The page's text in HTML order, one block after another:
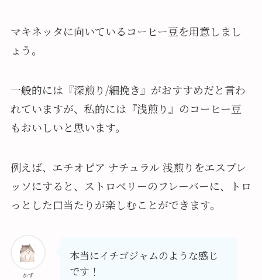
マキネッタに向いているコーヒー豆を用意しまし
ょう。
一般的には『深煎り/細挽き』がおすすめだと言わ
れていますが、私的には『浅煎り』のコーヒー豆
もおいしいと思います。
例えば、エチオピア ナチュラル 浅煎りをエスプレ
ッソにすると、ストロベリーのフレーバーに、トロ
っとした口当たりが楽しむことができます。
かず
本当にイチゴジャムのような感じ
です！